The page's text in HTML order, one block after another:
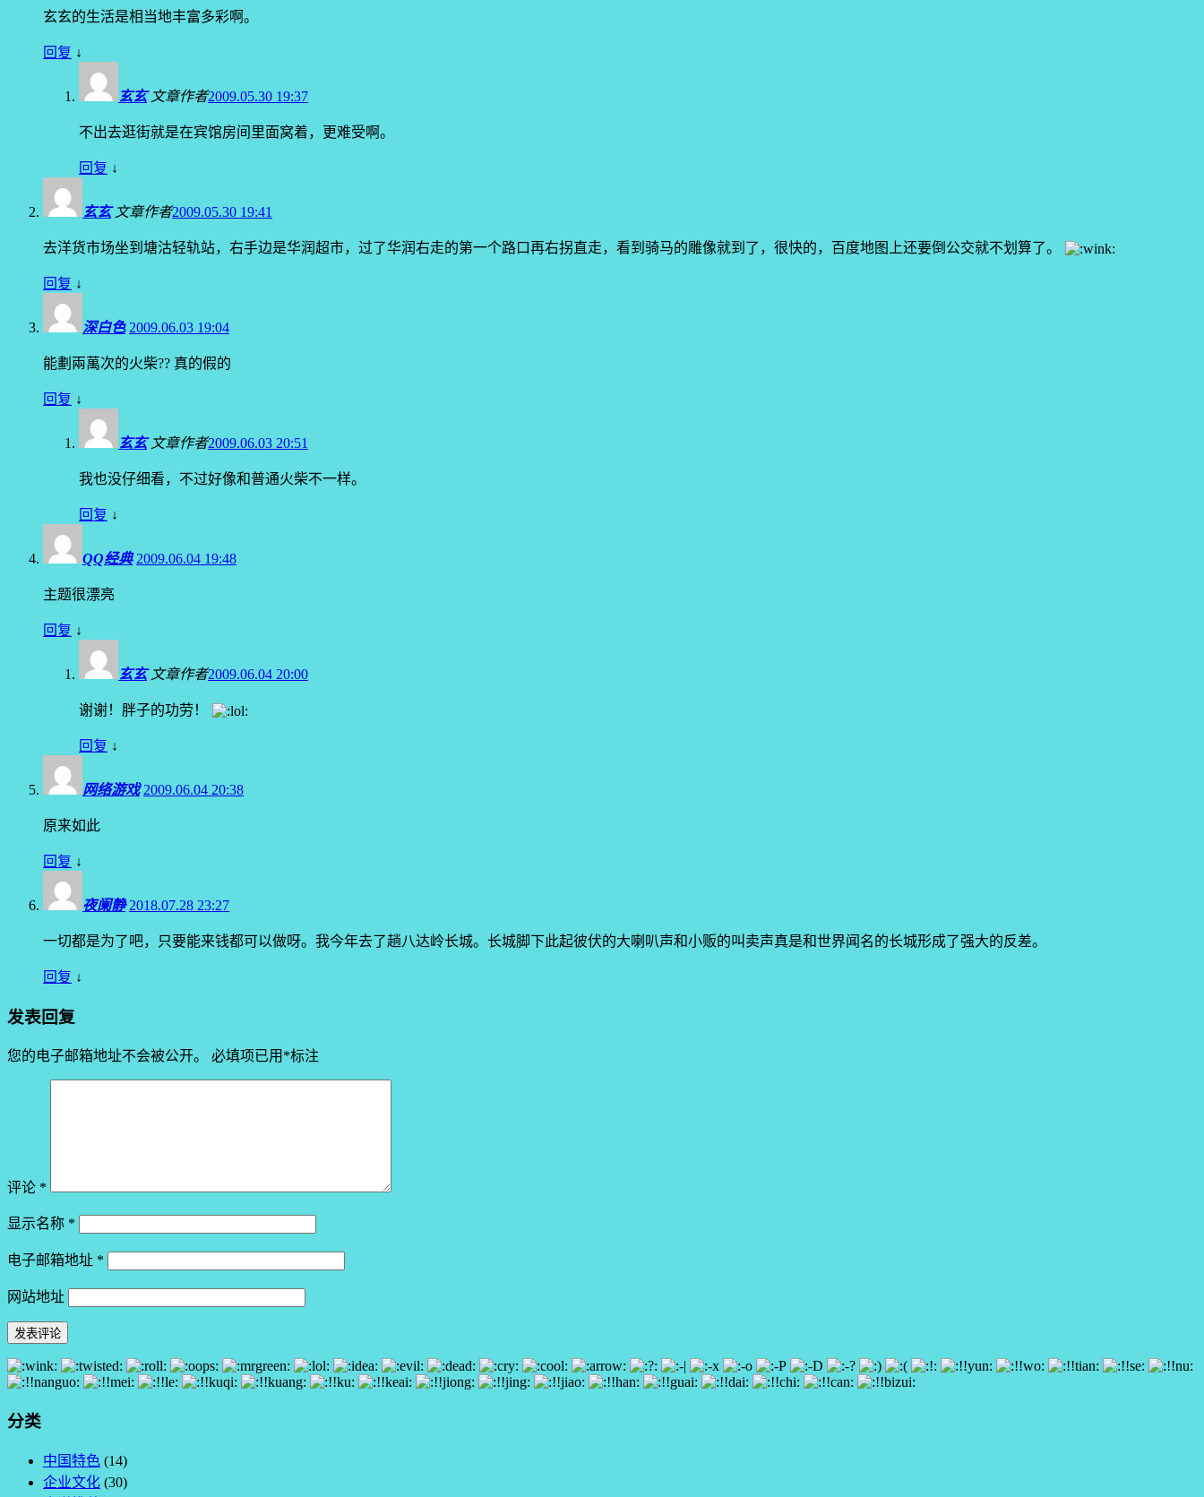
玄玄的生活是相当地丰富多彩啊。
回复 ↓
玄玄 文章作者2009.05.30 19:37
不出去逛街就是在宾馆房间里面窝着，更难受啊。
回复 ↓
玄玄 文章作者2009.05.30 19:41
去洋货市场坐到塘沽轻轨站，右手边是华润超市，过了华润右走的第一个路口再右拐直走，看到骑马的雕像就到了，很快的，百度地图上还要倒公交就不划算了。
回复 ↓
深白色 2009.06.03 19:04
能劃兩萬次的火柴?? 真的假的
回复 ↓
玄玄 文章作者2009.06.03 20:51
我也没仔细看，不过好像和普通火柴不一样。
回复 ↓
QQ经典 2009.06.04 19:48
主题很漂亮
回复 ↓
玄玄 文章作者2009.06.04 20:00
谢谢！胖子的功劳！
回复 ↓
网络游戏 2009.06.04 20:38
原来如此
回复 ↓
夜阑静 2018.07.28 23:27
一切都是为了吧，只要能来钱都可以做呀。我今年去了趟八达岭长城。长城脚下此起彼伏的大喇叭声和小贩的叫卖声真是和世界闻名的长城形成了强大的反差。
回复 ↓
发表回复
您的电子邮箱地址不会被公开。 必填项已用 *标注
评论 *
显示名称 *
电子邮箱地址 *
网站地址
分类
中国特色 (14)
企业文化 (30)